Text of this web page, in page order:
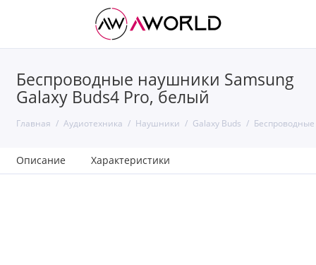
Беспроводные наушники Samsung
Galaxy Buds4 Pro, белый
Главная Аудиотехника Наушники Galaxy Buds
Описание Характеристики